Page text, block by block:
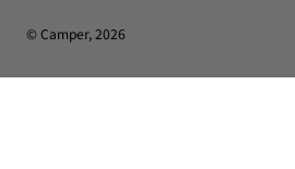
© Camper, 2026